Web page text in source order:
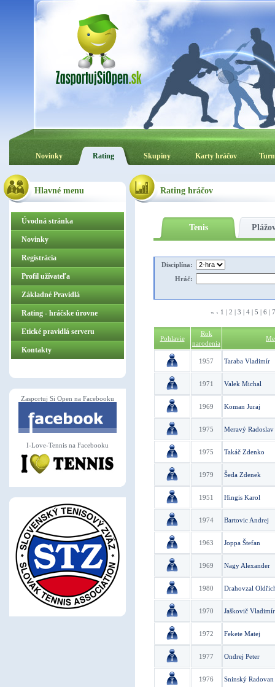
Novinky Rating Skupiny Karty hráčov
Hlavné menu
Úvodná stránka
Novinky
Registrácia
Profil užívateľa
Základné Pravidlá
ZasportujSiOpen.sk
Rating - hráčske úrovne
Etické pravidlá serveru
Kontakty
Zasportuj Si Open na Facebooku
I-Love-Tennis na Facebooku
Rating hráčov
Tenis
Disciplína:
Hráč:
« ‹ 1 | 2 | 3 | 4 | 5 | 6 | 7
Pohlavie
Rok
narodenia
1957 Taraba Vladimír
1971 Valek Michal
1969 Koman Juraj
1975 Meravý Radoslav
1975 Takáč Zdenko
1979 Šeda Zdenek
1951 Hingis Karol
1974 Bartovic Andrej
1963 Joppa Štefan
1969 Nagy Alexander
1980 Drahovzal
1970 Jaškovič Vladimír
1972 Fekete Matej
1977 Ondrej Peter
1976 Sninský Radovan